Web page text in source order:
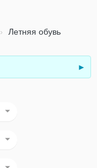
Летняя обувь
►